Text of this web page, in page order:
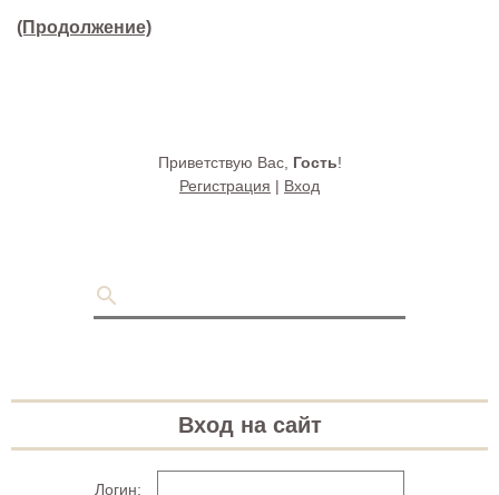
(Продолжение)
Приветствую Вас, Гость!
Регистрация | Вход
Вход на сайт
Логин: